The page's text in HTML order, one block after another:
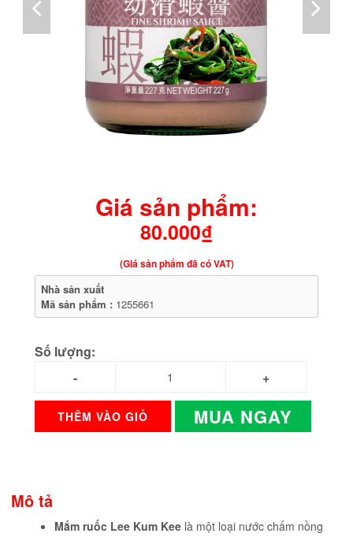
Giá sản phẩm:
80.000₫
(Giá sản phẩm đã có VAT)
Nhà sản xuất
Mã sản phẩm : 1255661
Số lượng:
THÊM VÀO GIỎ MUA NGAY
Mô tả
Mắm ruốc Lee Kum Keelà một loại nước chấm nồng